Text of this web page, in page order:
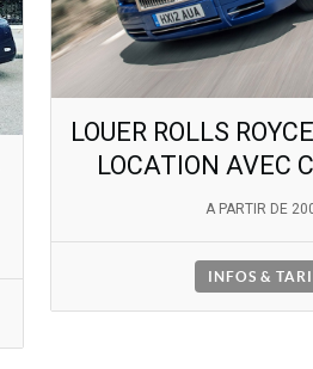
LOUER ROLLS
LOCATION AVEC
A PARTIR DE
INFOS &